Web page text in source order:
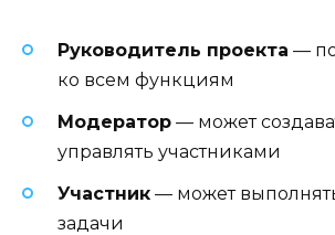
Руководитель проекта —
ко всем функциям
Модератор — может
управлять участниками
Участник — может
задачи